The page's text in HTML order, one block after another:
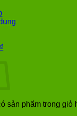
₫
sản phẩm trong giỏ